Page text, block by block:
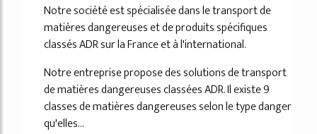
Notre société est spécialisée dans le transport de
matières dangereuses et de produits spécifiques
classés ADR sur la France et à l'international.
Notre entreprise propose des solutions de transport
de matières dangereuses classées ADR. Il existe 9
classes de matières dangereuses selon le type danger
qu'elles...